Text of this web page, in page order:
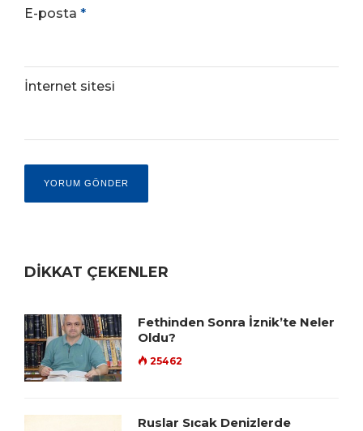
E-posta *
İnternet sitesi
DİKKAT ÇEKENLER
Fethinden Sonra İznik’te Neler
Oldu?
25462
Ruslar Sıcak Denizlerde